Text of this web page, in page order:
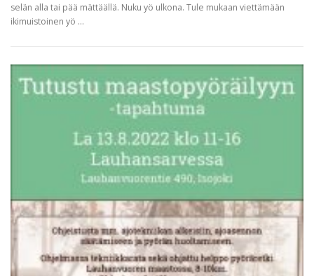
selän alla tai pää mättäällä. Nuku yö ulkona. Tule mukaan viettämään
ikimuistoinen yö …